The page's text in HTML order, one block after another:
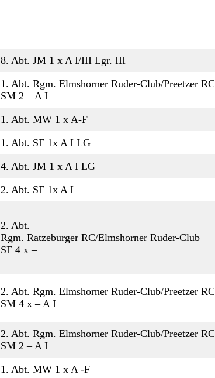
8. Abt. JM 1 x A I/III Lgr. III
1. Abt. Rgm. Elmshorner Ruder-Club/Preetzer RC
SM 2 – A I
1. Abt. MW 1 x A-F
1. Abt. SF 1x A I LG
4. Abt. JM 1 x A I LG
2. Abt. SF 1x A I
2. Abt.
Rgm. Ratzeburger RC/Elmshorner Ruder-Club
SF 4 x –
2. Abt. Rgm. Elmshorner Ruder-Club/Preetzer RC
SM 4 x – A I
2. Abt. Rgm. Elmshorner Ruder-Club/Preetzer RC
SM 2 – A I
1. Abt. MW 1 x A -F